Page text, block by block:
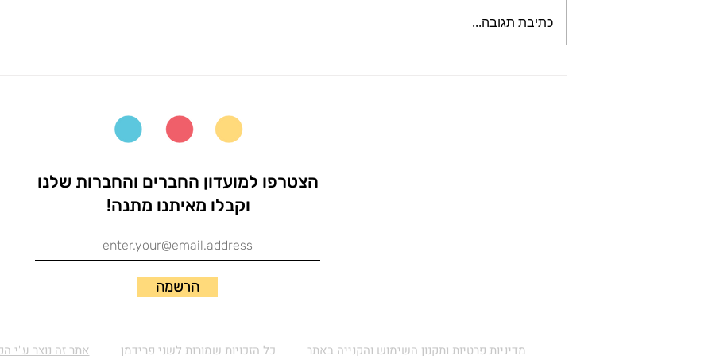
חינוך וחיבור דרך הסיפור
כתיבת תגובה...
הצטרפו למועדון החברים והחברות שלנו
וקבלו מאיתנו מתנה!
הרשמה
אתר זה נוצר ע"י כל הזכויות שמורות לשני פרידמן מדיניות פרטיות ותקנון השימוש והקנייה באתר